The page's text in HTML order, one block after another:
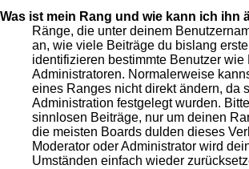
Was ist mein Rang und wie kann ich ihn
Ränge, die unter deinem
an, wie viele Beiträge du bislang
identifizieren bestimmte Benutzer wie
Administratoren. Normalerweise
eines Ranges nicht direkt ändern, da
Administration festgelegt wurden.
sinnlosen Beiträge, nur um deinen
die meisten Boards dulden dieses
Moderator oder Administrator wird
Umständen einfach wieder